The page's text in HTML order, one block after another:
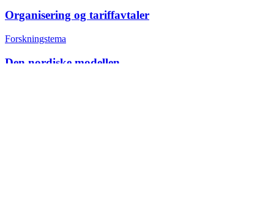
Organisering og tariffavtaler
Forskningstema
Den nordiske modellen